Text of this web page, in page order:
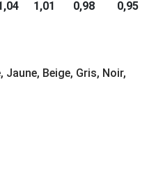
1,01 0,98 0,95
Jaune, Beige, Gris, Noir,